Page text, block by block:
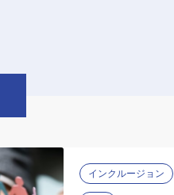
インクルージョン